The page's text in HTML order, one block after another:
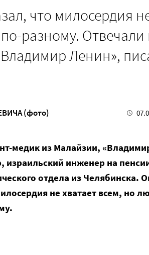
что милосердия
разному.
Ленин»,
(фото)
медик из Малайзии,
инженер на
отдела из Челябинска.
не хватает всем, но